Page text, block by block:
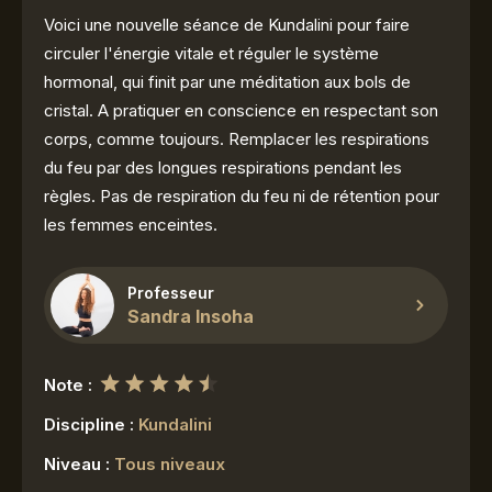
Voici une nouvelle séance de Kundalini pour faire
circuler l'énergie vitale et réguler le système
hormonal, qui finit par une méditation aux bols de
cristal. A pratiquer en conscience en respectant son
corps, comme toujours. Remplacer les respirations
du feu par des longues respirations pendant les
règles. Pas de respiration du feu ni de rétention pour
les femmes enceintes.
Professeur
Sandra Insoha
Note :
Discipline : Kundalini
Niveau : Tous niveaux